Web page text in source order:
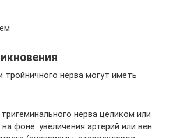
тройничного нерва могут иметь
нерва целиком или
фоне: увеличения артерий или вен